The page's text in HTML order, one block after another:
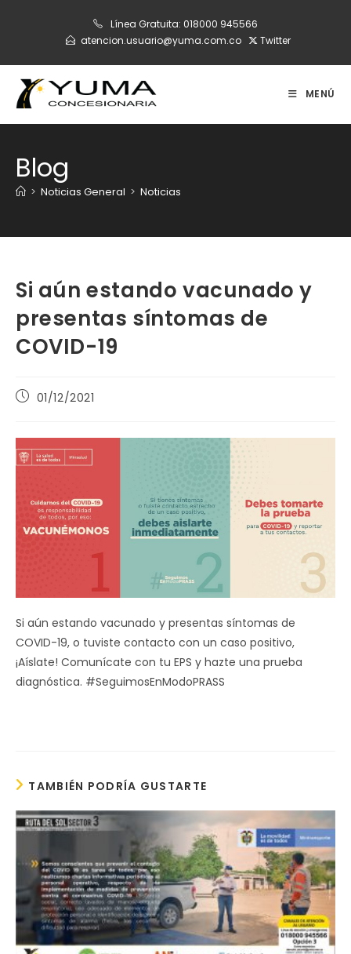
Línea Gratuita: 018000 945566
atencion.usuario@yuma.com.co
Twitter
MENÚ
Blog
> Noticias General > Noticias
Si aún estando vacunado y
presentas síntomas de
COVID-19
Publicación
entrada:
01/12/2021
Si aún estando vacunado y presentas síntomas de
COVID-19, o tuviste contacto con un caso positivo,
¡Aíslate! Comunícate con tu EPS y hazte una prueba
diagnóstica. #SeguimosEnModoPRASS
TAMBIÉN PODRÍA GUSTARTE